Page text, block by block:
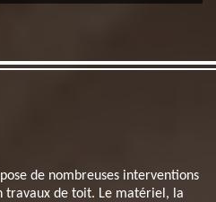
de nombreuses interventions
travaux de toit. Le matériel, la